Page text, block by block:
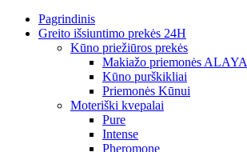
Pagrindinis
Greito išsiuntimo prekės 24H
Kūno priežiūros prekės
Makiažo priemonės ALAYA
Kūno purškikliai
Priemonės Kūnui
Moteriški kvepalai
Pure
Intense
Pheromone